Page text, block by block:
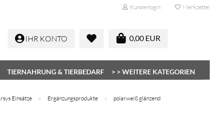
Kundenlogin Merkzettel
0,00 EUR
IHR KONTO
TIERNAHRUNG & TIERBEDARF > > WEITERE KATEGORIEN
Einsätze » Ergänzungsprodukte » polarweiß glänzend